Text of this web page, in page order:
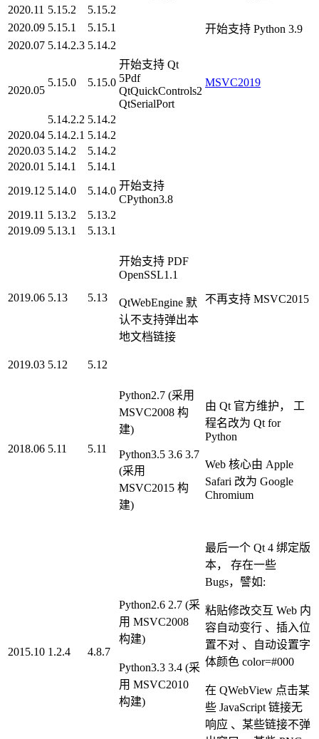
2020.11 5.15.2
5.15.2
2020.09 5.15.1 5.15.1
开始支持 Python 3.9
2020.07 5.14.2.3 5.14.2
2020.05
5.15.0 5.15.0
开始支持 Qt
5Pdf
QtQuickControls2
QtSerialPort
MSVC2019
5.14.2.2 5.14.2
2020.04 5.14.2.1 5.14.2
2020.03 5.14.2
5.14.2
2020.01 5.14.1
5.14.1
2019.12 5.14.0 5.14.0 开始支持
CPython3.8
2019.11 5.13.2
5.13.2
2019.09 5.13.1 5.13.1
2019.06 5.13 5.13
开始支持 PDF
OpenSSL1.1
QtWebEngine 默
认不支持弹出本
地文档链接
不再支持 MSVC2015
2019.03 5.12 5.12
2018.06 5.11 5.11
Python2.7 (采用
MSVC2008 构
建)
Python3.5 3.6 3.7
(采用
MSVC2015 构
建)
由 Qt 官方维护， 工
程名改为 Qt for
Python
Web 核心由 Apple
Safari 改为 Google
Chromium
2015.10 1.2.4 4.8.7
Python2.6 2.7 (采
用 MSVC2008
构建)
Python3.3 3.4 (采
用 MSVC2010
构建)
最后一个 Qt 4 绑定版
本， 存在一些
Bugs，譬如:
粘贴修改交互 Web 内
容自动变行 、插入位
置不对 、自动设置字
体颜色 color=#000
在 QWebView 点击某
些 JavaScript 链接无
响应 、某些链接不弹